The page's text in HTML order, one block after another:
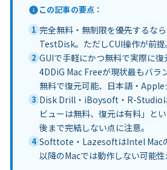
この記事の要点：
1 完全無料・無制限を優先するな
TestDisk。ただしCUI操作が前提
2 GUIで手軽にかつ無料で実際に復
4DDiG Mac Freeが現状最もバラ
無料で復元可能、日本語・Apple
3 Disk Drill・iBoysoft・R-Studio
ビューは無料、復元は有料」と
後まで完結しない点に注意。
4 Softtote・LazesoftはIntel Mac
以降のMacでは動作しない可能性